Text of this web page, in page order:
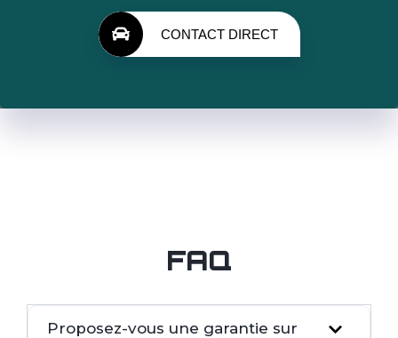
CONTACT DIRECT
FAQ
Proposez-vous une garantie sur